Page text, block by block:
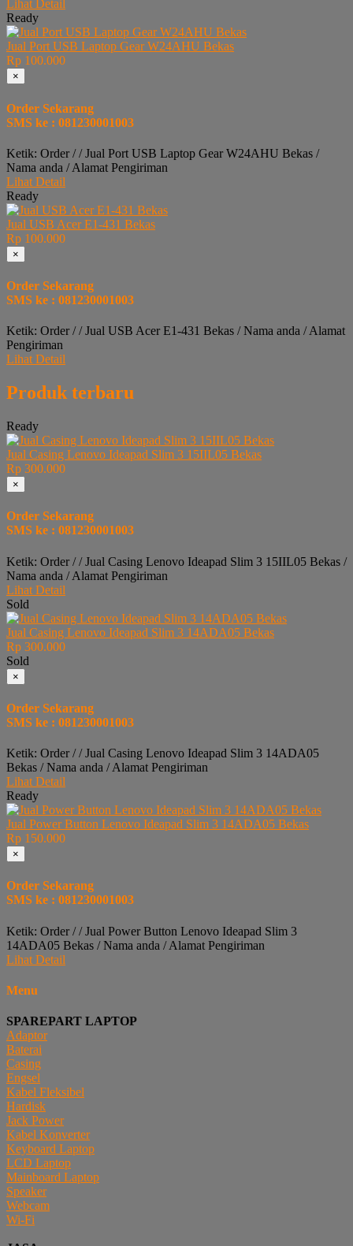
Lihat Detail
Ready
Jual Port USB Laptop Gear W24AHU Bekas
Rp 100.000
×
Order Sekarang
SMS ke : 081230001003
Ketik: Order / / Jual Port USB Laptop Gear W24AHU Bekas /
Nama anda / Alamat Pengiriman
Lihat Detail
Ready
Jual USB Acer E1-431 Bekas
Rp 100.000
×
Order Sekarang
SMS ke : 081230001003
Ketik: Order / / Jual USB Acer E1-431 Bekas / Nama anda / Alamat
Pengiriman
Lihat Detail
Produk terbaru
Ready
Jual Casing Lenovo Ideapad Slim 3 15IIL05 Bekas
Rp 300.000
×
Order Sekarang
SMS ke : 081230001003
Ketik: Order / / Jual Casing Lenovo Ideapad Slim 3 15IIL05 Bekas /
Nama anda / Alamat Pengiriman
Lihat Detail
Sold
Jual Casing Lenovo Ideapad Slim 3 14ADA05 Bekas
Rp 300.000
Sold
×
Order Sekarang
SMS ke : 081230001003
Ketik: Order / / Jual Casing Lenovo Ideapad Slim 3 14ADA05
Bekas / Nama anda / Alamat Pengiriman
Lihat Detail
Ready
Jual Power Button Lenovo Ideapad Slim 3 14ADA05 Bekas
Rp 150.000
×
Order Sekarang
SMS ke : 081230001003
Ketik: Order / / Jual Power Button Lenovo Ideapad Slim 3
14ADA05 Bekas / Nama anda / Alamat Pengiriman
Lihat Detail
Menu
SPAREPART LAPTOP
Adaptor
Baterai
Casing
Engsel
Kabel Fleksibel
Hardisk
Jack Power
Kabel Konverter
Keyboard Laptop
LCD Laptop
Mainboard Laptop
Speaker
Webcam
Wi-Fi